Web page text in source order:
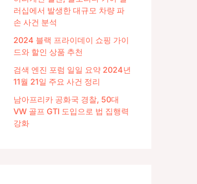
러십에서 발생한 대규모 차량 파
손 사건 분석
2024 블랙 프라이데이 쇼핑 가이
드와 할인 상품 추천
검색 엔진 포럼 일일 요약 2024년
11월 21일 주요 사건 정리
남아프리카 공화국 경찰, 50대
VW 골프 GTI 도입으로 법 집행력
강화